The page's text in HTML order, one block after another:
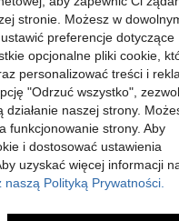
stronie. Możesz w
preferencje dotyczące
opcjonalne pliki cookie,
personalizować treści i
"Odrzuć wszystko",
naszej strony.
funkcjonowanie strony. Aby
i dostosować ustawienia
uzyskać więcej informacji
Polityką Prywatności.